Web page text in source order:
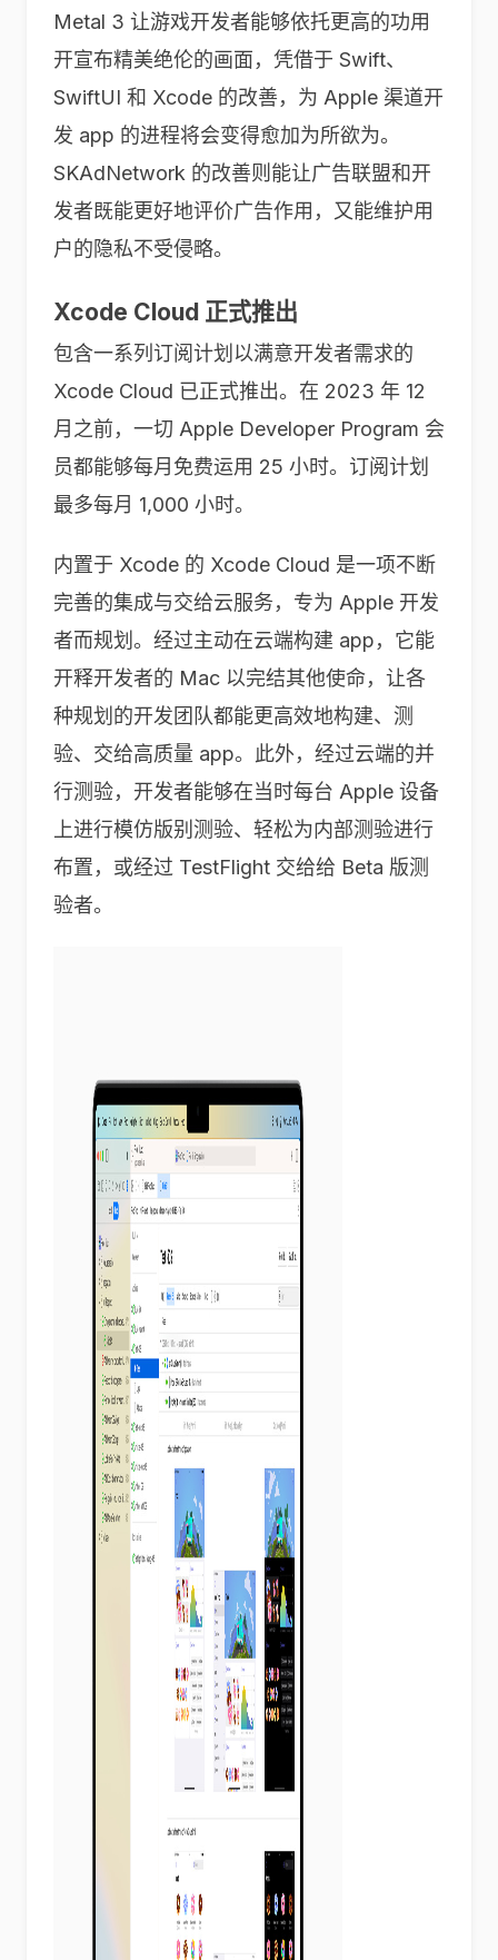
Metal 3 让游戏开发者能够依托更高的功用
开宣布精美绝伦的画面，凭借于 Swift、
SwiftUI 和 Xcode 的改善，为 Apple 渠道开
发 app 的进程将会变得愈加为所欲为。
SKAdNetwork 的改善则能让广告联盟和开
发者既能更好地评价广告作用，又能维护用
户的隐私不受侵略。
Xcode Cloud 正式推出
包含一系列订阅计划以满意开发者需求的
Xcode Cloud 已正式推出。在 2023 年 12
月之前，一切 Apple Developer Program 会
员都能够每月免费运用 25 小时。订阅计划
最多每月 1,000 小时。
内置于 Xcode 的 Xcode Cloud 是一项不断
完善的集成与交给云服务，专为 Apple 开发
者而规划。经过主动在云端构建 app，它能
开释开发者的 Mac 以完结其他使命，让各
种规划的开发团队都能更高效地构建、测
验、交给高质量 app。此外，经过云端的并
行测验，开发者能够在当时每台 Apple 设备
上进行模仿版别测验、轻松为内部测验进行
布置，或经过 TestFlight 交给给 Beta 版测
验者。